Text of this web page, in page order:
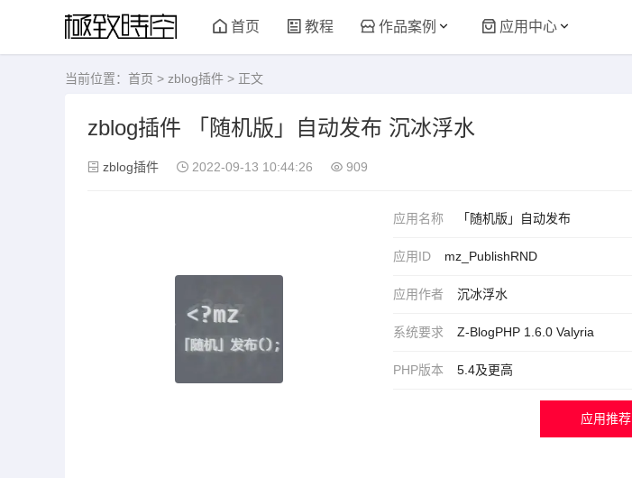
首页 教程 作品案例 应用中心
当前位置： 首页 > zblog插件 > 正文
zblog插件 「随机版」自动发布 沉冰浮水
zblog插件 2022-09-13 10:44:26 909
应用名称 「随机版」自动发布
应用ID mz_PublishRND
应用作者 沉冰浮水
系统要求 Z-BlogPHP 1.6.0 Valyria
PHP版本 5.4及更高
应用推荐